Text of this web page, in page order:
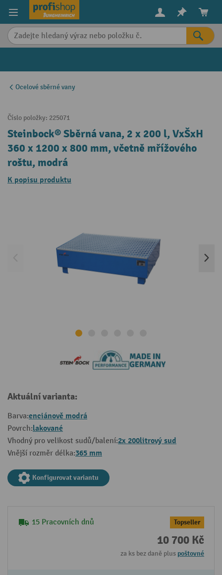
content
Ocelové sběrné vany
Číslo položky: 225071
Steinbock® Sběrná vana, 2 x 200 l, VxŠxH
360 x 1200 x 800 mm, včetně mřížového
roštu, modrá
K popisu produktu
Aktuální varianta:
Barva:enciánově modrá
Povrch:lakované
Vhodný pro velikost sudů/balení:2x 200litrový sud
Vnější rozměr délka:365 mm
Konfigurovat variantu
15 Pracovních dnů Topseller
10 700 Kč
za ks bez daně plus poštovné